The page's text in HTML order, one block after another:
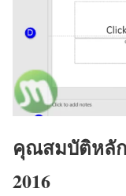
คุณสมบัติหลัก
2016